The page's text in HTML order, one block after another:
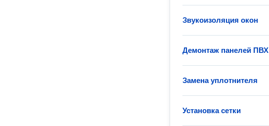
Звукоизоляция окон
Демонтаж панелей ПВХ
Замена уплотнителя
Установка сетки